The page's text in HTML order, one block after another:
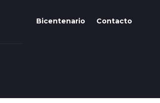
Bicentenario Contacto